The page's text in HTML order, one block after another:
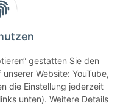
gestatten Sie den
Website: YouTube,
die Einstellung jederzeit
unten). Weitere Details